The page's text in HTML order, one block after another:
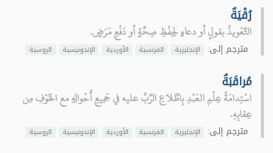
رُقْيَةٌ
التَّعْويذُ بقولٍ أو دعاءٍ لِحِفْظِ صِحَّةٍ أو دَفْعِ مَرَضٍ.
مترجم إلى: الإنجليزية الفرنسية الأوردية الإندونيسية الروسية
مُراقَبَةٌ
اسْتِدامَةُ عِلْمِ العَبْدِ بِاطِّلاعِ الرَّبِّ عليه في جَمِيعِ أَحْوالِهِ مع الخَوْفِ مِن
عِقابِهِ.
مترجم إلى: الإنجليزية الفرنسية الأوردية الإندونيسية الروسية